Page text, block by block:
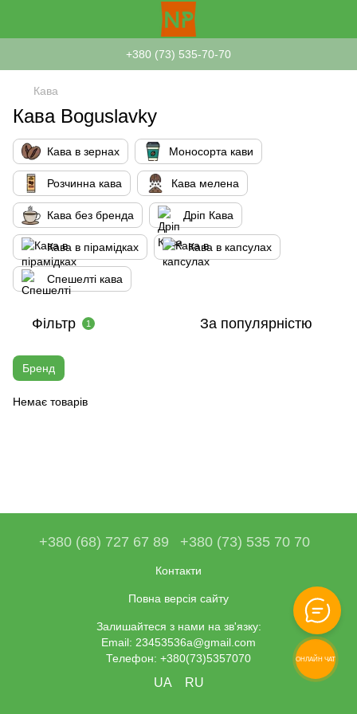
+380 (73) 535-70-70
Кава
Кава Boguslavky
Кава в зернах Моносорта кави
Розчинна кава Кава мелена
Кава без бренда Дріп Кава
Кава в пірамідках Кава в капсулах
Спешелті кава
Фільтр 1 За популярністю
Бренд
Немає товарів
+380 (68) 727 67 89 +380 (73) 535 70 70
Контакти
Повна версія сайту
Залишайтеся з нами на зв'язку:
Email: 23453536a@gmail.com
Телефон: +380(73)5357070
UA RU
ОНЛАЙН ЧАТ